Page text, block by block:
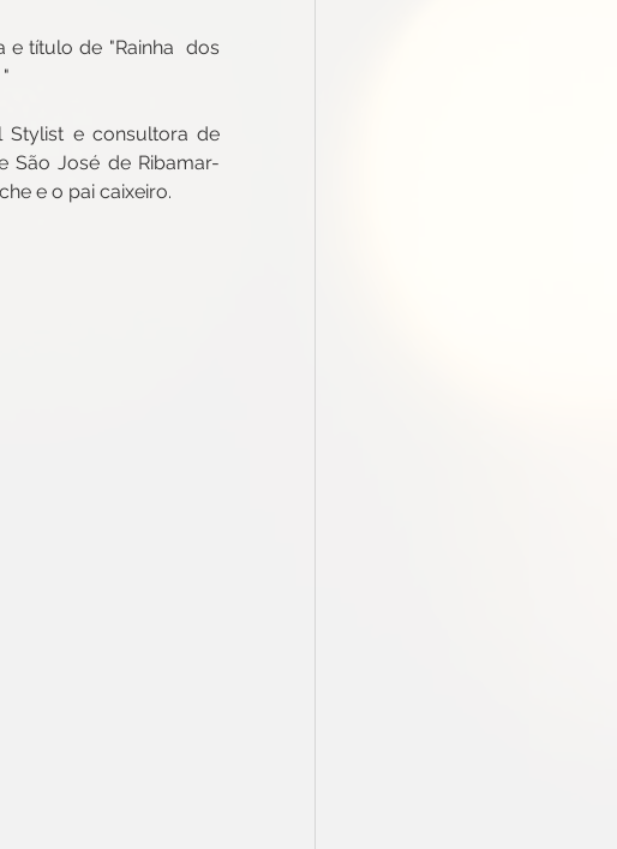
título de "Rainha  dos
Stylist e consultora de
São José de Ribamar-
e o pai caixeiro.